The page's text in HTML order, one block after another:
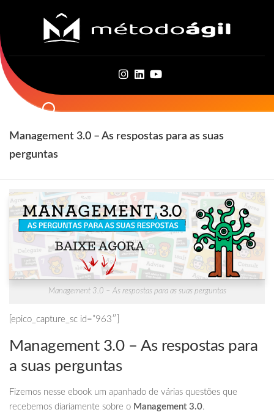
content
Management 3.0 – As respostas para as suas
perguntas
Management 3.0 – As respostas para as suas perguntas
[epico_capture_sc id=”963″]
Management 3.0 – As respostas para
a suas perguntas
Fizemos nesse ebook um apanhado de várias questões que
recebemos diariamente sobre o Management 3.0.